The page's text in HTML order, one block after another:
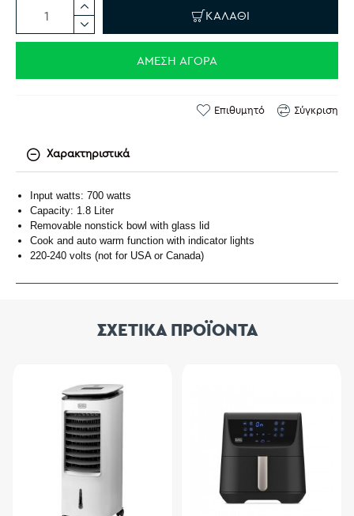
ΚΑΛΆΘΙ
ΆΜΕΣΗ ΑΓΟΡΆ
Επιθυμητό Σύγκριση
Χαρακτηριστικά
Input watts: 700 watts
Capacity: 1.8 Liter
Removable nonstick bowl with glass lid
Cook and auto warm function with indicator lights
220-240 volts (not for USA or Canada)
ΣΧΕΤΙΚΑ ΠΡΟΪΟΝΤΑ